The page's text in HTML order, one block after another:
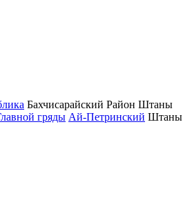
Бахчисарайский Район Штаны
гряды Ай-Петринский Штаны